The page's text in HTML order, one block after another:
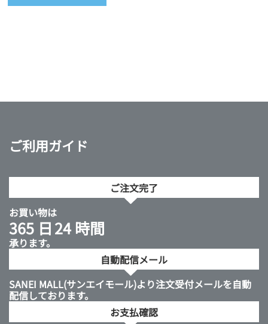
ご利用ガイド
ご注文完了
お買い物は
365 日24 時間
承ります。
自動配信メール
SANEI MALL(サンエイモール)より注文受付メールを自動
配信しております。
お支払確認